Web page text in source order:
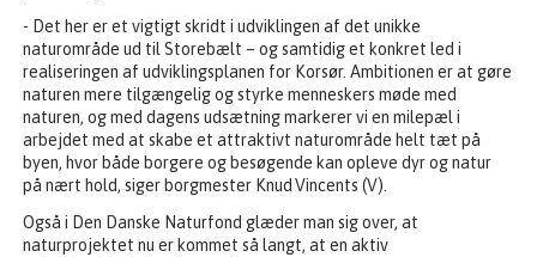
- Det her er et vigtigt skridt i udviklingen af det unikke
naturområde ud til Storebælt – og samtidig et konkret led i
realiseringen af udviklingsplanen for Korsør. Ambitionen er at gøre
naturen mere tilgængelig og styrke menneskers møde med
naturen, og med dagens udsætning markerer vi en milepæl i
arbejdet med at skabe et attraktivt naturområde helt tæt på
byen, hvor både borgere og besøgende kan opleve dyr og natur
på nært hold, siger borgmester Knud Vincents (V).
Også i Den Danske Naturfond glæder man sig over, at
naturprojektet nu er kommet så langt, at en aktiv